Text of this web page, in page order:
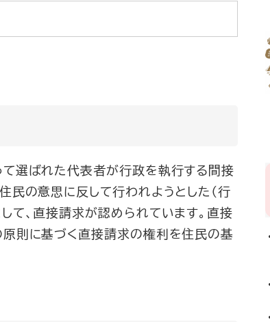
選ばれた代表者が行政を執行する間接
民の意思に反して行われようとした（行
て、直接請求が認められています。直接
則に基づく直接請求の権利を住民の基